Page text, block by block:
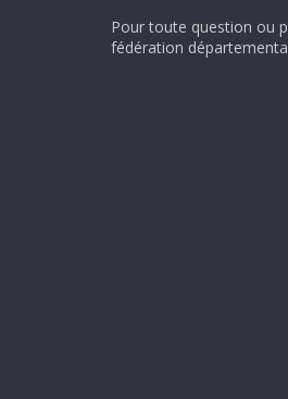
Pour toute question ou
fédération